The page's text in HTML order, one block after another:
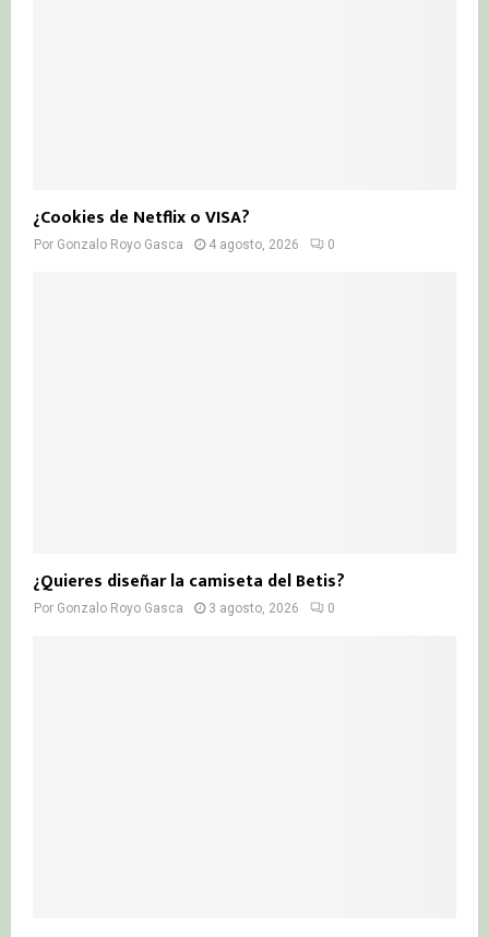
¿Cookies de Netflix o VISA?
Por Gonzalo Royo Gasca 4 agosto, 2026 0
¿Quieres diseñar la camiseta del Betis?
Por Gonzalo Royo Gasca 3 agosto, 2026 0